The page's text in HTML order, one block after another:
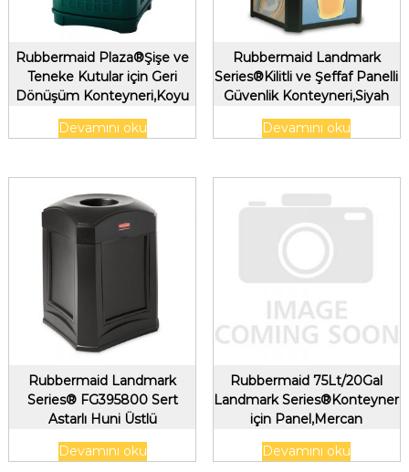
Rubbermaid Plaza®Şişe ve
Teneke Kutular için Geri
Dönüşüm Konteyneri,Koyu
Yeşil
Devamını oku
Rubbermaid Landmark
Series®Kilitli ve Şeffaf Panelli
Güvenlik Konteyneri,Siyah
Devamını oku
Rubbermaid Landmark
Series® FG395800 Sert
Astarlı Huni Üstlü
Devamını oku
Rubbermaid 75Lt/20Gal
Landmark Series®Konteyner
için Panel,Mercan
Devamını oku